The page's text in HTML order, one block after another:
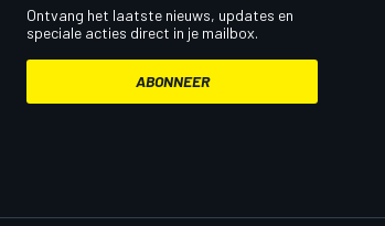
Ontvang het laatste nieuws, updates en
speciale acties direct in je mailbox.
ABONNEER